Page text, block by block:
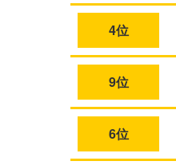
4位
9位
6位